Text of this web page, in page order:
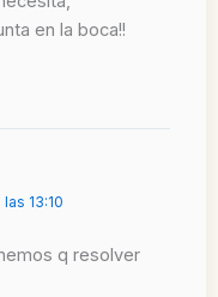
en la boca!!
13:10
q resolver